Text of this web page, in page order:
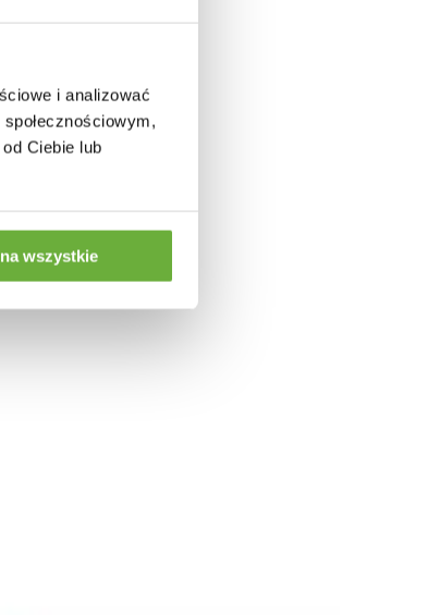
i analizować
Ciebie lub
wszystkie